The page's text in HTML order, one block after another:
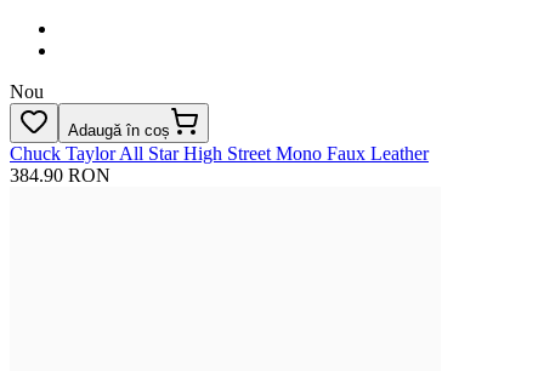
Nou
Adaugă în coș
Chuck Taylor All Star High Street Mono Faux Leather
384.90 RON